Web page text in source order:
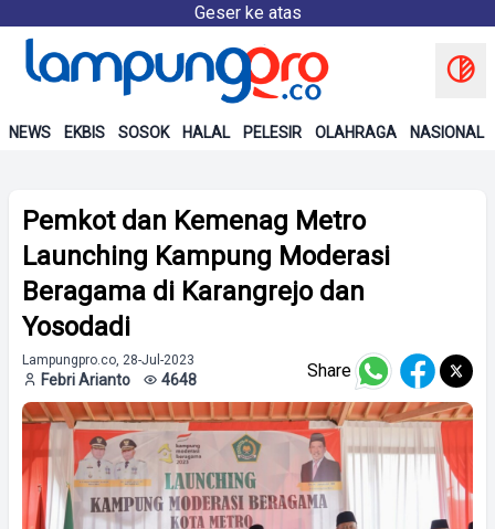
Geser ke atas
NEWS EKBIS SOSOK HALAL PELESIR OLAHRAGA NASIONAL
Pemkot dan Kemenag Metro
Launching Kampung Moderasi
Beragama di Karangrejo dan
Yosodadi
Lampungpro.co, 28-Jul-2023
Febri Arianto 4648 Share